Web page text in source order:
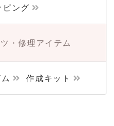
ピング
・修理アイテム
作成キット